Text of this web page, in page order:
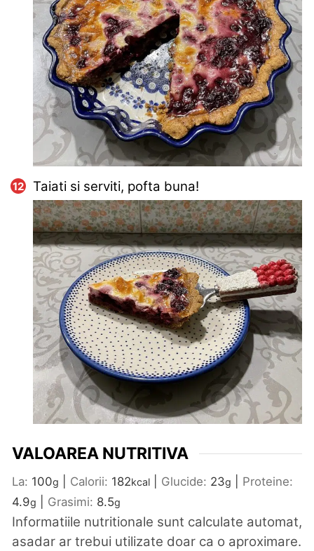
Taiati si serviti, pofta buna!
VALOAREA NUTRITIVA
La: 100g Calorii: 182kcal Glucide: 23g
Proteine:
4.9g Grasimi: 8.5g
Informatiile nutritionale sunt calculate automat,
asadar ar trebui utilizate doar ca o aproximare.